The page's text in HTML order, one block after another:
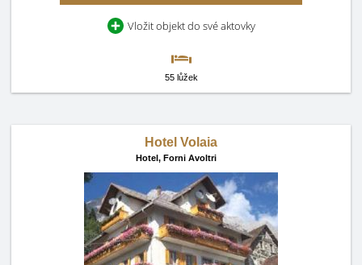
Vložit objekt do své aktovky
55 lůžek
Hotel Volaia
Hotel, Forni Avoltri